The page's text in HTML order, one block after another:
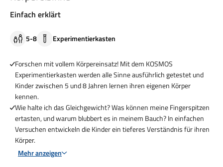
Einfach erklärt
5-8 Experimentierkasten
Forschen mit vollem Körpereinsatz! Mit dem KOSMOS
Experimentierkasten werden alle Sinne ausführlich getestet und
Kinder zwischen 5 und 8 Jahren lernen ihren eigenen Körper
kennen.
Wie halte ich das Gleichgewicht? Was können meine Fingerspitzen
ertasten, und warum blubbert es in meinem Bauch? In einfachen
Versuchen entwickeln die Kinder ein tieferes Verständnis für ihren
Körper.
Mehr anzeigen